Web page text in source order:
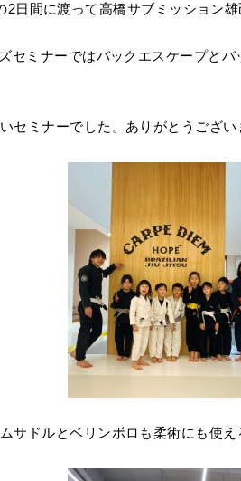
2日間に渡って高橋サブミッション雄
セミナーではバックエスケープと
セミナーでした。ありがとうござい
サドルとベリンボロも柔術にも使え